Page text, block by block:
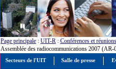
Page principale : UIT-R : Conférences et réunions
Assemblée des radiocommunications 2007 (AR-
Secteurs de l'UIT Salle de presse